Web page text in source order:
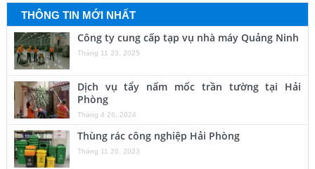
THÔNG TIN MỚI NHẤT
Công ty cung cấp tạp vụ nhà máy Quảng Ninh
Tháng 11 23, 2025
Dịch vụ tẩy nấm mốc trần tường tại Hải
Phòng
Tháng 4 26, 2024
Thùng rác công nghiệp Hải Phòng
Tháng 11 20, 2023